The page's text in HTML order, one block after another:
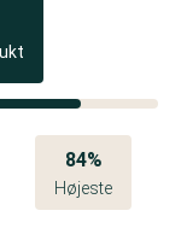
84%
Højeste